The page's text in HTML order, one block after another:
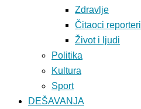
Zdravlje
Čitaoci reporteri
Život i ljudi
Politika
Kultura
Sport
DEŠAVANJA